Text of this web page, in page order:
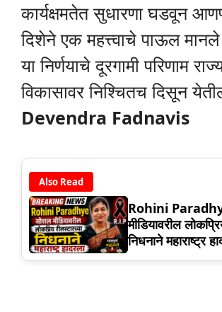
कार्यक्षमतेत सुधारणा घडवून
दिशेने एक महत्त्वाचे पाऊल
या निर्णयाचे दूरगामी परिणाम
विकासावर निश्चितच दिसून
Devendra Fadnavis
Also Read
Rohini
मीडियावरील
निधनाने महाराष्ट्र